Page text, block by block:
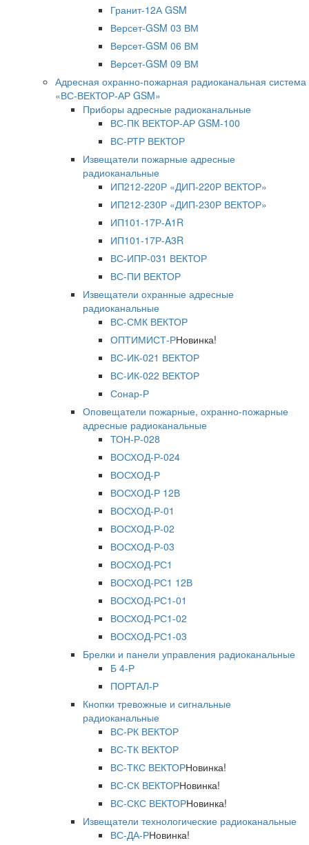
Гранит-12А GSM
Версет-GSM 03 ВМ
Версет-GSM 06 ВМ
Версет-GSM 09 ВМ
Адресная охранно-пожарная радиоканальная система
«ВС-ВЕКТОР-АР GSM»
Приборы адресные радиоканальные
ВС-ПК ВЕКТОР-АР GSM-100
ВС-РТР ВЕКТОР
Извещатели пожарные адресные
радиоканальные
ИП212-220Р «ДИП-220Р ВЕКТОР»
ИП212-230Р «ДИП-230Р ВЕКТОР»
ИП101-17Р-A1R
ИП101-17Р-A3R
ВС-ИПР-031 ВЕКТОР
ВС-ПИ ВЕКТОР
Извещатели охранные адресные
радиоканальные
ВС-СМК ВЕКТОР
ОПТИМИСТ-РНовинка!
ВС-ИК-021 ВЕКТОР
ВС-ИК-022 ВЕКТОР
Сонар-Р
Оповещатели пожарные, охранно-пожарные
адресные радиоканальные
ТОН-Р-028
ВОСХОД-Р-024
ВОСХОД-Р
ВОСХОД-Р 12В
ВОСХОД-Р-01
ВОСХОД-Р-02
ВОСХОД-Р-03
ВОСХОД-РС1
ВОСХОД-РС1 12В
ВОСХОД-РС1-01
ВОСХОД-РС1-02
ВОСХОД-РС1-03
Брелки и панели управления радиоканальные
Б 4-Р
ПОРТАЛ-Р
Кнопки тревожные и сигнальные
радиоканальные
ВС-РК ВЕКТОР
ВС-ТК ВЕКТОР
ВС-ТКС ВЕКТОРНовинка!
ВС-СК ВЕКТОРНовинка!
ВС-СКС ВЕКТОРНовинка!
Извещатели технологические радиоканальные
ВС-ДА-РНовинка!